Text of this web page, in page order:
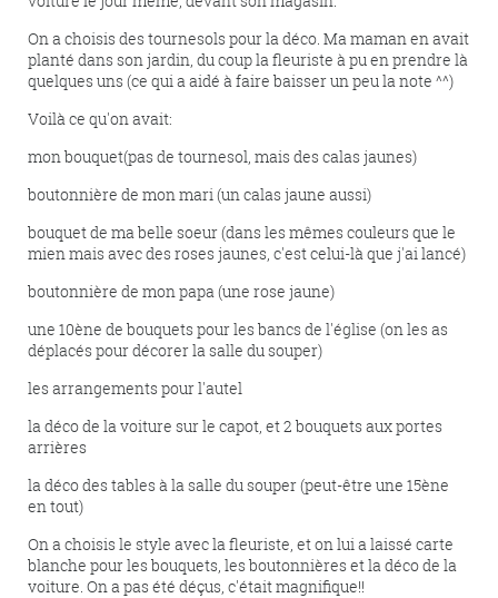
On a choisis des tournesols pour la déco. Ma maman en avait
planté dans son jardin, du coup la fleuriste à pu en prendre là
quelques uns (ce qui a aidé à faire baisser un peu la note ^^)
Voilà ce qu'on avait:
mon bouquet(pas de tournesol, mais des calas jaunes)
boutonnière de mon mari (un calas jaune aussi)
bouquet de ma belle soeur (dans les mêmes couleurs que le
mien mais avec des roses jaunes, c'est celui-là que j'ai lancé)
boutonnière de mon papa (une rose jaune)
une 10ène de bouquets pour les bancs de l'église (on les as
déplacés pour décorer la salle du souper)
les arrangements pour l'autel
la déco de la voiture sur le capot, et 2 bouquets aux portes
arrières
la déco des tables à la salle du souper (peut-être une 15ène
en tout)
On a choisis le style avec la fleuriste, et on lui a laissé carte
blanche pour les bouquets, les boutonnières et la déco de la
voiture. On a pas été déçus, c'était magnifique!!